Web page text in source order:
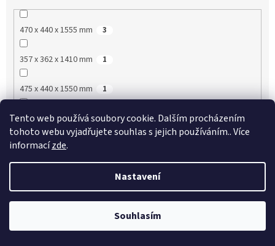
Tento web používá soubory cookie. Dalším procházením
tohoto webu vyjadřujete souhlas s jejich používáním.. Více
informacízde.
Nastavení
Souhlasím
470 x 440 x 1555 mm 3
357 x 362 x 1410 mm 1
475 x 440 x 1550 mm 1
1480 x 568 x 1518 mm 1